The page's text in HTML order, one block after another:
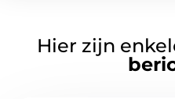
Hier zijn